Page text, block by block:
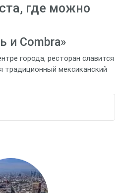
где можно
и Сombra»
города, ресторан славится
традиционный мексиканский